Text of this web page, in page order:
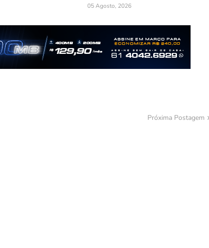
05 Agosto, 2026
Próxima Postagem